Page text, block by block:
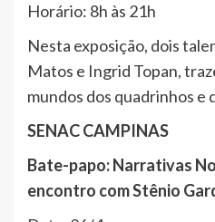
Horário: 8h às 21h
Nesta exposição, dois
Matos e Ingrid Topan,
mundos dos quadrinhos e
SENAC CAMPINAS
Bate-papo: Narrativas
encontro com Stênio